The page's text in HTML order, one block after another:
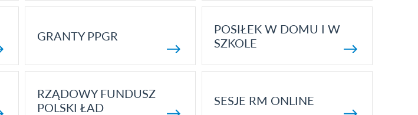
GRANTY PPGR
POSIŁEK W DOMU I W
SZKOLE
RZĄDOWY FUNDUSZ
POLSKI ŁAD
SESJE RM ONLINE